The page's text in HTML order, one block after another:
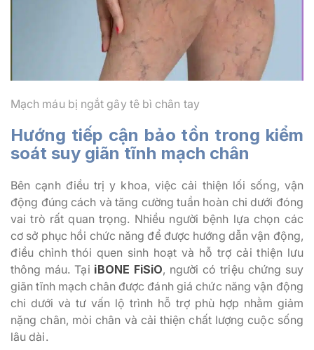
Mạch máu bị ngắt gây tê bì chân tay
Hướng tiếp cận bảo tồn trong kiểm
soát suy giãn tĩnh mạch chân
Bên cạnh điều trị y khoa, việc cải thiện lối sống, vận
động đúng cách và tăng cường tuần hoàn chi dưới đóng
vai trò rất quan trọng. Nhiều người bệnh lựa chọn các
cơ sở phục hồi chức năng để được hướng dẫn vận động,
điều chỉnh thói quen sinh hoạt và hỗ trợ cải thiện lưu
thông máu. Tại iBONE FiSiO, người có triệu chứng suy
giãn tĩnh mạch chân được đánh giá chức năng vận động
chi dưới và tư vấn lộ trình hỗ trợ phù hợp nhằm giảm
nặng chân, mỏi chân và cải thiện chất lượng cuộc sống
lâu dài.